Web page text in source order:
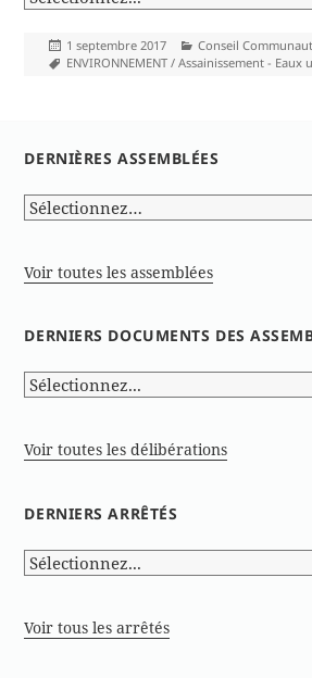
Publié
le
1 septembre 2017 Catégories
Conseil
Mots-
ENVIRONNEMENT / Assainissement - Eaux
DERNIÈRES ASSEMBLÉES
Voir toutes les assemblées
DERNIERS DOCUMENTS DES
Voir toutes les délibérations
DERNIERS ARRÊTÉS
Voir tous les arrêtés